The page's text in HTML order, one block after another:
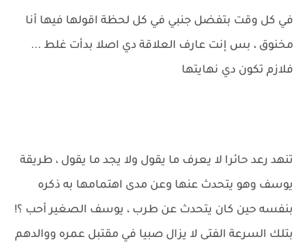
في كل وقت بتفضل جنبي في كل لحظة اقولها فيها أنا
مخنوق ، بس إنت عارف العلاقة دي اصلا بدأت غلط ...
فلازم تكون دي نهايتها
تنهد رعد حائرا لا يعرف ما يقول ولا يجد ما يقول ، طريقة
يوسف وهو يتحدث عنها وعن مدى اهتمامها به ذكره
بنفسه حين كان يتحدث عن طرب ، يوسف الصغير أحب ؟!
بتلك السرعة الفتى لا يزال صبيا في مقتبل عمره ووالدهم